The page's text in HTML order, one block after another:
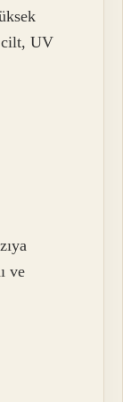
cilt, UV
ve